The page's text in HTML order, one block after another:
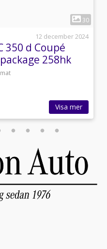
30
12 december 2024
350 d Coupé
258hk
Visa mer